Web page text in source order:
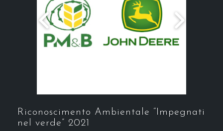
Riconoscimento Ambientale “Impegnati
nel verde” 2021